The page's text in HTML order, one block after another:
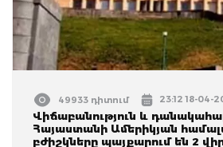
49933 դիտում 23:12 18-04-
Վիճաբանություն և
Հայաստանի Ամերիկյան
բժիշկները պայքարում են 2